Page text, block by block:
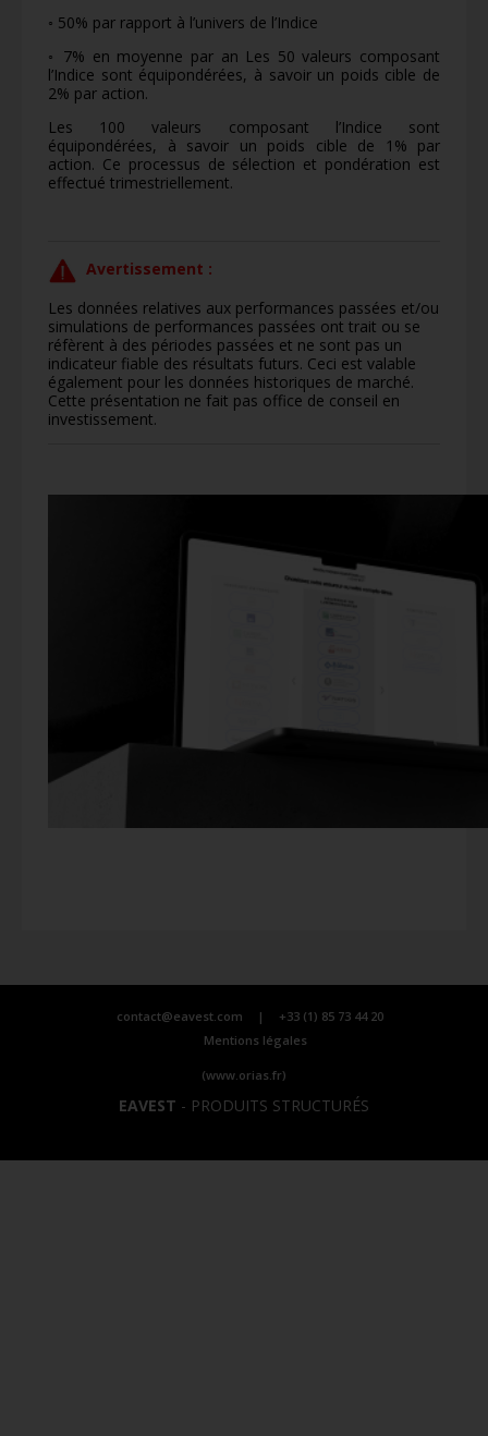
◦ 50% par rapport à l’univers de l’Indice
◦ 7% en moyenne par an Les 50 valeurs composant
l’Indice sont équipondérées, à savoir un poids cible de
2% par action.
Les 100 valeurs composant l’Indice sont
équipondérées, à savoir un poids cible de 1% par
action. Ce processus de sélection et pondération est
effectué trimestriellement.
Avertissement :
Les données relatives aux performances passées et/ou
simulations de performances passées ont trait ou se
réfèrent à des périodes passées et ne sont pas un
indicateur fiable des résultats futurs. Ceci est valable
également pour les données historiques de marché.
Cette présentation ne fait pas office de conseil en
investissement.
contact@eavest.com |
+33 (1) 85 73 44 20
Mentions légales
(www.orias.fr)
EAVEST - PRODUITS STRUCTURÉS